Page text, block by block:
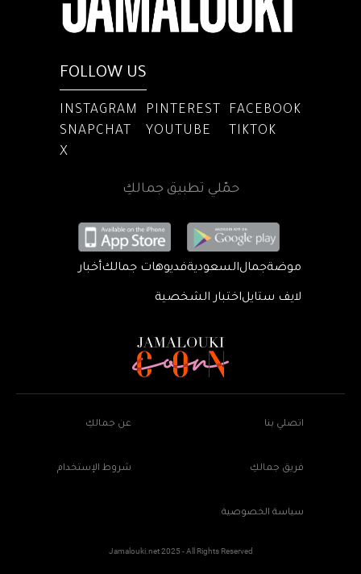
FOLLOW US
INSTAGRAM PINTEREST
FACEBOOK
SNAPCHAT
YOUTUBE
TIKTOK
X
حمّلي تطبيق جمالكِ
موضةجمالالسعوديةفديوهات جمالكأخبار
لايف ستايلاختبار الشخصية
اتصلي بنا عن جمالكِ
فريق جمالكِ شروط الإستخدام
سياسة الخصوصية
Jamalouki.net 2025 - All Rights Reserved